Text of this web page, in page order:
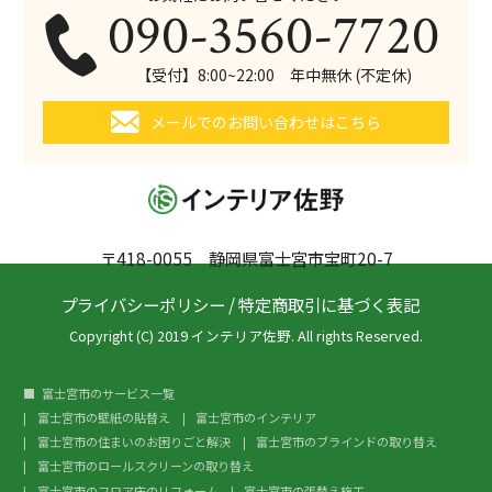
〒418-0055 静岡県富士宮市宝町20-7
090-3560-7720
【受付】8:00~22:00 年中無休 (不定休)
メールでのお問い合わせはこちら
プライバシーポリシー /特定商取引に基づく表記
Copyright (C) 2019 インテリア佐野. All rights Reserved.
富士宮市のサービス一覧
富士宮市の壁紙の貼替え
富士宮市のインテリア
富士宮市の住まいのお困りごと解決
富士宮市のブラインドの取り替え
富士宮市のロールスクリーンの取り替え